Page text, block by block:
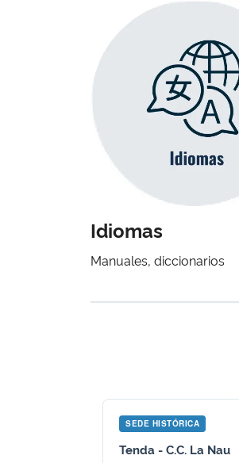
Idiomas
Manuales, diccionarios
SEDE HISTÓRICA
Tenda - C.C. La Nau